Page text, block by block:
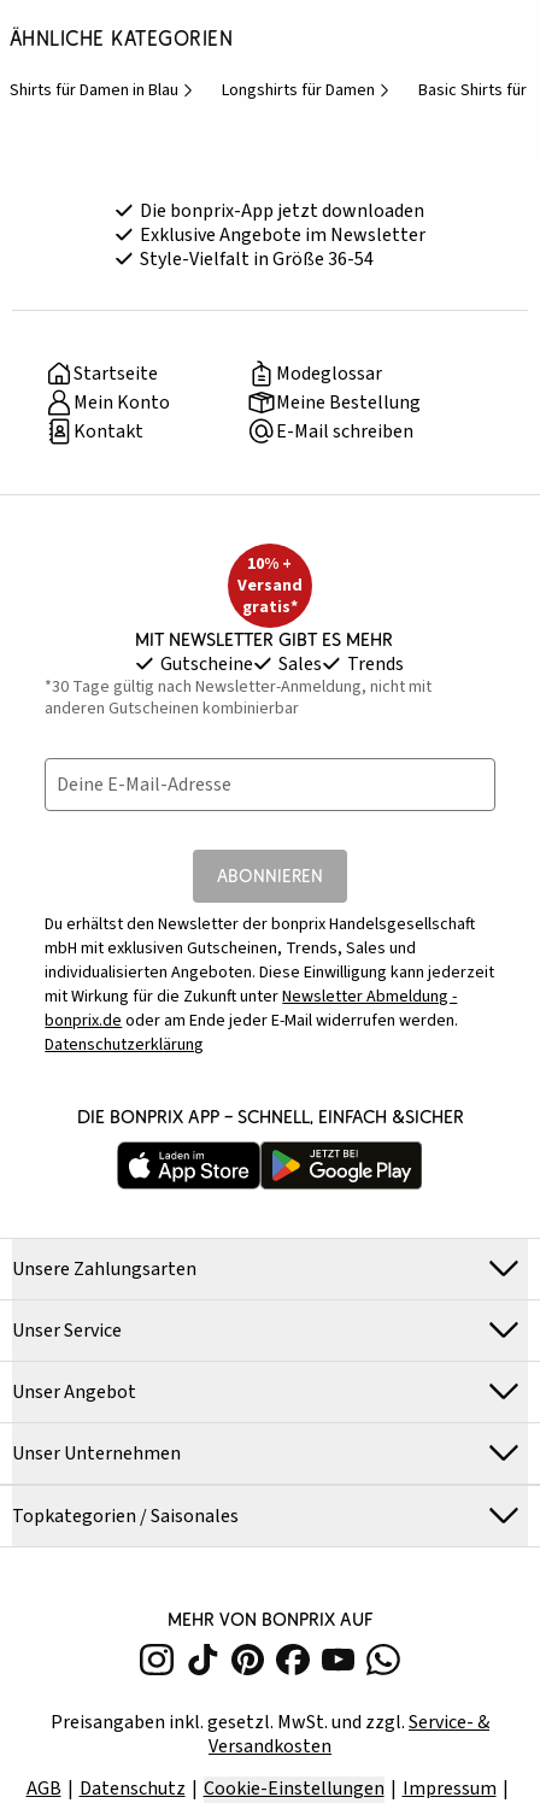
Ähnliche Kategorien
Shirts für Damen in Blau Longshirts für Damen Basic Shirts für
Die bonprix-App jetzt downloaden
Exklusive Angebote im Newsletter
Style-Vielfalt in Größe 36-54
Startseite
Modeglossar
Mein Konto
Meine Bestellung
Kontakt
E-Mail schreiben
10% +
Versand
gratis*
Mit Newsletter gibt es mehr
Gutscheine Sales Trends
*30 Tage gültig nach Newsletter-Anmeldung, nicht mit
anderen Gutscheinen kombinierbar
Deine E-Mail-Adresse
ABONNIEREN
Du erhältst den Newsletter der bonprix Handelsgesellschaft
mbH mit exklusiven Gutscheinen, Trends, Sales und
individualisierten Angeboten. Diese Einwilligung kann jederzeit
mit Wirkung für die Zukunft unterNewsletter Abmeldung -
bonprix.deoder am Ende jeder E-Mail widerrufen werden.
Datenschutzerklärung
DIE BONPRIX APP – SCHNELL, EINFACH &SICHER
Unsere Zahlungsarten
Unser Service
Unser Angebot
Unser Unternehmen
Topkategorien / Saisonales
MEHR VON BONPRIX AUF
Preisangaben inkl. gesetzl. MwSt. und zzgl.Service- &
Versandkosten
AGB
Datenschutz Cookie-Einstellungen Impressum